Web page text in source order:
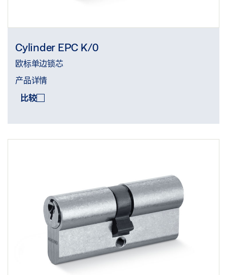
Cylinder EPC K/0
欧标单边锁芯
产品详情
比较